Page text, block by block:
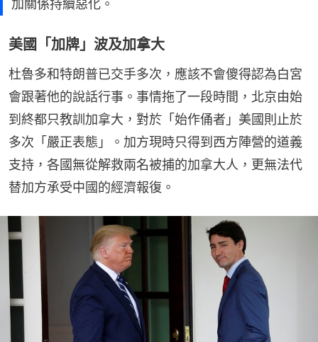
加關係持續惡化。
美國「加牌」波及加拿大
杜魯多和特朗普已交手多次，應該不會傻得認為白宮
會跟著他的說話行事。事情拖了一段時間，北京由始
到終都只教訓加拿大，對於「始作俑者」美國則止於
多次「嚴正表態」。加方現時只得到西方陣營的道義
支持，各國無從解救兩名被捕的加拿大人，更無法代
替加方承受中國的經濟報復。